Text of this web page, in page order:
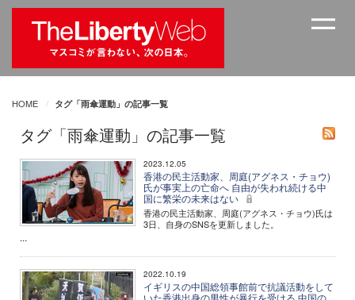
HOME タグ「雨傘運動」の記事一覧
タグ「雨傘運動」の記事一覧
2023.12.05
香港の民主活動家、周庭(アグネス・チョウ)
氏が事実上の亡命へ 自由が失われ続ける中
国に繁栄の未来はない
香港の民主活動家、周庭(アグネス・チョウ)氏は
3日、自身のSNSを更新しました。
...
2022.10.19
イギリスの中国総領事館前で抗議活動をして
いた香港出身の男性が暴行を受ける 中国の